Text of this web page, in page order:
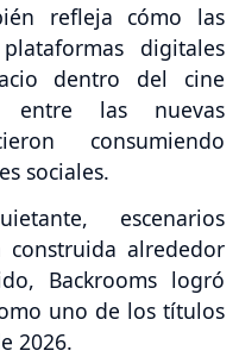
refleja cómo las
digitales
dentro del cine
entre las nuevas
consumiendo
sociales.
escenarios
alrededor
Backrooms logró
uno de los títulos
2026.